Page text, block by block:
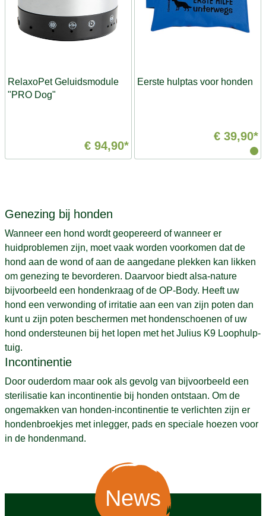
RelaxoPet Geluidsmodule
"PRO Dog"
€ 94,90*
Eerste hulptas voor honden
€ 39,90*
Genezing bij honden
Wanneer een hond wordt geopereerd of wanneer er
huidproblemen zijn, moet vaak worden voorkomen dat de
hond aan de wond of aan de aangedane plekken kan likken
om genezing te bevorderen. Daarvoor biedt alsa-nature
bijvoorbeeld een hondenkraag of de OP-Body. Heeft uw
hond een verwonding of irritatie aan een van zijn poten dan
kunt u zijn poten beschermen met hondenschoenen of uw
hond ondersteunen bij het lopen met het Julius K9 Loophulp-
tuig.
Incontinentie
Door ouderdom maar ook als gevolg van bijvoorbeeld een
sterilisatie kan incontinentie bij honden ontstaan. Om de
ongemakken van honden-incontinentie te verlichten zijn er
hondenbroekjes met inlegger, pads en speciale hoezen voor
in de hondenmand.
News